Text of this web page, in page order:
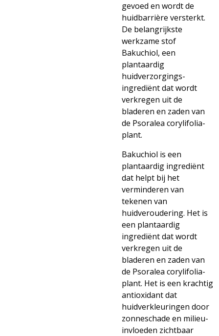
gevoed en wordt de
huidbarrière versterkt.
De belangrijkste
werkzame stof
Bakuchiol, een
plantaardig
huidverzorgings-
ingrediënt dat wordt
verkregen uit de
bladeren en zaden van
de Psoralea corylifolia-
plant.
Bakuchiol is een
plantaardig ingrediënt
dat helpt bij het
verminderen van
tekenen van
huidveroudering. Het is
een plantaardig
ingrediënt dat wordt
verkregen uit de
bladeren en zaden van
de Psoralea corylifolia-
plant. Het is een krachtig
antioxidant dat
huidverkleuringen door
zonneschade en milieu-
invloeden zichtbaar